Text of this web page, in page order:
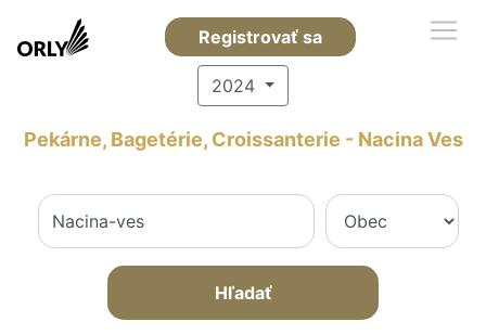
Registrovať sa
2024
Pekárne, Bagetérie, Croissanterie - Nacina Ves
Hľadať